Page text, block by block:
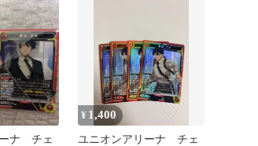
ナ チェ
¥ 1,400
ユニオンアリーナ チェ